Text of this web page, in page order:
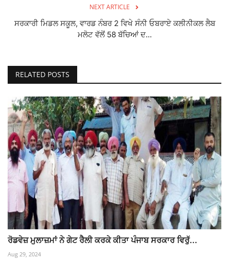
NEXT ARTICLE
ਸਰਕਾਰੀ ਮਿਡਲ ਸਕੂਲ, ਵਾਰਡ ਨੰਬਰ 2 ਵਿਖੇ ਸੰਨੀ ਓਬਰਾਏ ਕਲੀਨੀਕਲ ਲੈਬ
ਮਲੋਟ ਵੱਲੋਂ 58 ਬੱਚਿਆਂ ਦ...
RELATED POSTS
ਰੋਡਵੇਜ਼ ਮੁਲਾਜ਼ਮਾਂ ਨੇ ਗੇਟ ਰੈਲੀ ਕਰਕੇ ਕੀਤਾ ਪੰਜਾਬ ਸਰਕਾਰ ਵਿਰੁੱ...
Aug 29, 2024